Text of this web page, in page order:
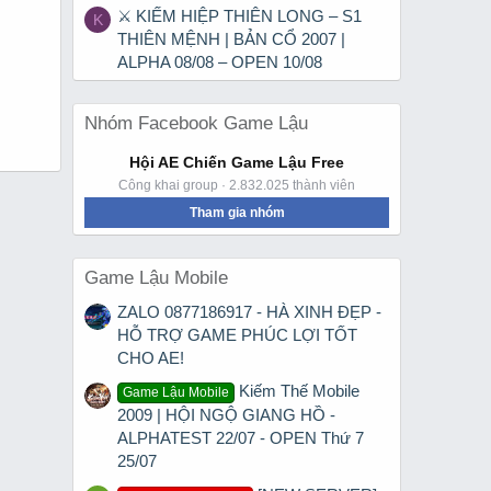
K
⚔ KIẾM HIỆP THIÊN LONG – S1
THIÊN MỆNH | BẢN CỔ 2007 |
ALPHA 08/08 – OPEN 10/08
Nhóm Facebook Game Lậu
Hội AE Chiến Game Lậu Free
Công khai group · 2.832.025 thành viên
Tham gia nhóm
Game Lậu Mobile
ZALO 0877186917 - HÀ XINH ĐẸP -
HỖ TRỢ GAME PHÚC LỢI TỐT
CHO AE!
Game Lậu Mobile
Kiếm Thế Mobile
2009 | HỘI NGỘ GIANG HỒ -
ALPHATEST 22/07 - OPEN Thứ 7
25/07